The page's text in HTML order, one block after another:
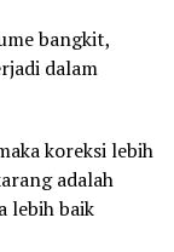
bangkit,
dalam
koreksi lebih
adalah
lebih baik